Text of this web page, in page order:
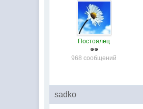
Постоялец
968 сообщений
sadko